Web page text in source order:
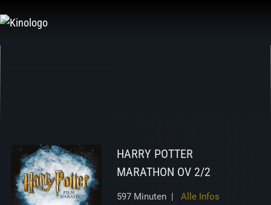
Inhalt
HARRY POTTER
MARATHON OV 2/2
597 Minuten | Alle Infos